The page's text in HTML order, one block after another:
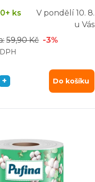
ks V pondělí 10. 8.
u Vás
59,90 Kč -3%
+ Do košíku